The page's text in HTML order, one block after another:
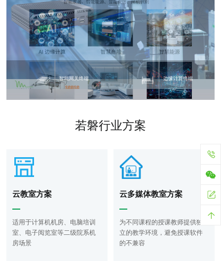
高性能处理器-RK3588 智能网关终端
若磐行业方案
云教室方案
适用于计算机机房、电脑培训
室、电子阅览室等二级院系机
房场景
云多媒体教室方案
为不同课程的授课教师提供独
立的教学环境，避免授课软件
的不兼容